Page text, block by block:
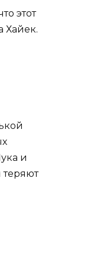
этот
Хайек.
и
теряют